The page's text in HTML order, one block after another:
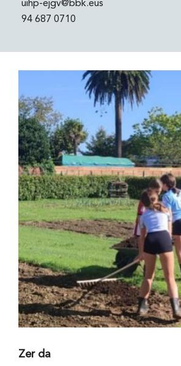
uihp-ejgv@bbk.eus
94 687 0710
Zer da